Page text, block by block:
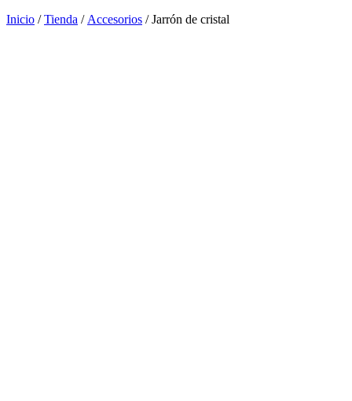
Inicio /Tienda / Accesorios / Jarrón de cristal